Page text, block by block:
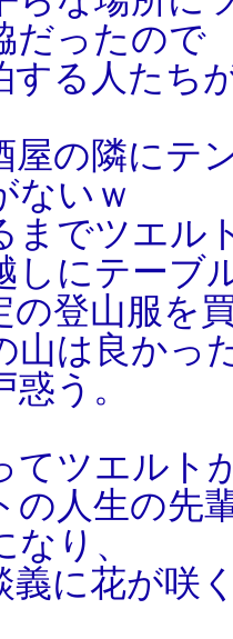
だったので
する人たち
屋の隣にテ
ないｗ
までツエル
しにテーブ
の登山服を
山は良かっ
う。
てツエルト
の人生の先
り、
義に花が咲